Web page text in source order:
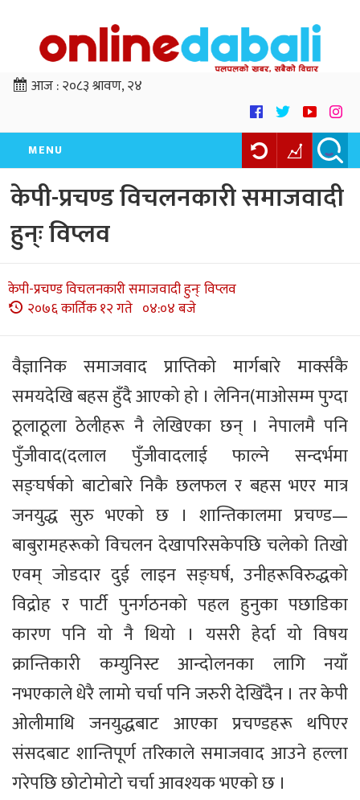
आज :२०८३ श्रावण, २४
MENU
केपी-प्रचण्ड विचलनकारी समाजवादी
हुन्ः विप्लव
केपी-प्रचण्ड विचलनकारी समाजवादी हुन्ः विप्लव
२०७६ कार्तिक १२ गते ०४:०४ बजे
वैज्ञानिक समाजवाद प्राप्तिको मार्गबारे मार्क्सकै
समयदेखि बहस हुँदै आएको हो । लेनिन(माओसम्म पुग्दा
ठूलाठूला ठेलीहरू नै लेखिएका छन् । नेपालमै पनि
पुँजीवाद(दलाल पुँजीवादलाई फाल्ने सन्दर्भमा
सङ्घर्षको बाटोबारे निकै छलफल र बहस भएर मात्र
जनयुद्ध सुरु भएको छ । शान्तिकालमा प्रचण्ड—
बाबुरामहरूको विचलन देखापरिसकेपछि चलेको तिखो
एवम् जोडदार दुई लाइन सङ्घर्ष, उनीहरूविरुद्धको
विद्रोह र पार्टी पुनर्गठनको पहल हुनुका पछाडिका
कारण पनि यो नै थियो । यसरी हेर्दा यो विषय
क्रान्तिकारी कम्युनिस्ट आन्दोलनका लागि नयाँ
नभएकाले धेरै लामो चर्चा पनि जरुरी देखिँदैन । तर केपी
ओलीमाथि जनयुद्धबाट आएका प्रचण्डहरू थपिएर
संसदबाट शान्तिपूर्ण तरिकाले समाजवाद आउने हल्ला
गरेपछि छोटोमोटो चर्चा आवश्यक भएको छ ।